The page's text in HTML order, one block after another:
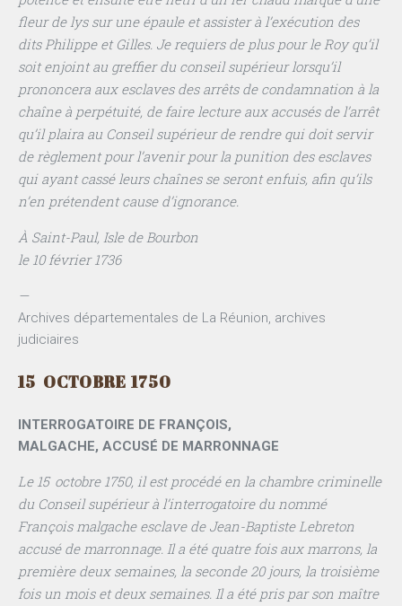
fleur de lys sur une épaule et assister à l’exécution des
dits Philippe et Gilles. Je requiers de plus pour le Roy qu’il
soit enjoint au greffier du conseil supérieur lorsqu’il
prononcera aux esclaves des arrêts de condamnation à la
chaîne à perpétuité, de faire lecture aux accusés de l’arrêt
qu’il plaira au Conseil supérieur de rendre qui doit servir
de règlement pour l’avenir pour la punition des esclaves
qui ayant cassé leurs chaînes se seront enfuis, afin qu’ils
n’en prétendent cause d’ignorance.
À Saint-Paul, Isle de Bourbon
le 10 février 1736
—
Archives départementales de La Réunion, archives
judiciaires
15 OCTOBRE 1750
INTERROGATOIRE DE FRANÇOIS,
MALGACHE, ACCUSÉ DE MARRONNAGE
Le 15 octobre 1750, il est procédé en la chambre criminelle
du Conseil supérieur à l’interrogatoire du nommé
François malgache esclave de Jean-Baptiste Lebreton
accusé de marronnage. Il a été quatre fois aux marrons, la
première deux semaines, la seconde 20 jours, la troisième
fois un mois et deux semaines. Il a été pris par son maître